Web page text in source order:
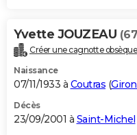
Yvette JOUZEAU
Créer une cagnotte
Naissance
07/11/1933 à Coutras (
Décès
23/09/2001 à Saint-Michel